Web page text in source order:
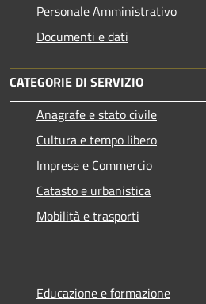
Personale Amministrativo
Documenti e dati
CATEGORIE DI SERVIZIO
Anagrafe e stato civile
Cultura e tempo libero
Imprese e Commercio
Catasto e urbanistica
Mobilità e trasporti
Educazione e formazione